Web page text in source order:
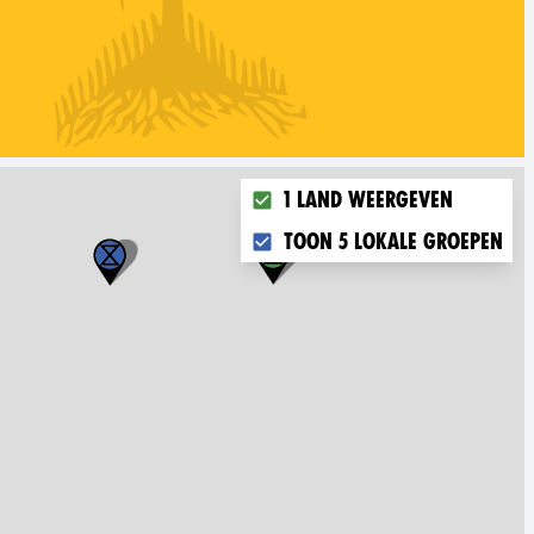
Choose what you want to
1 land weergeven
Toon 5 lokale groepen